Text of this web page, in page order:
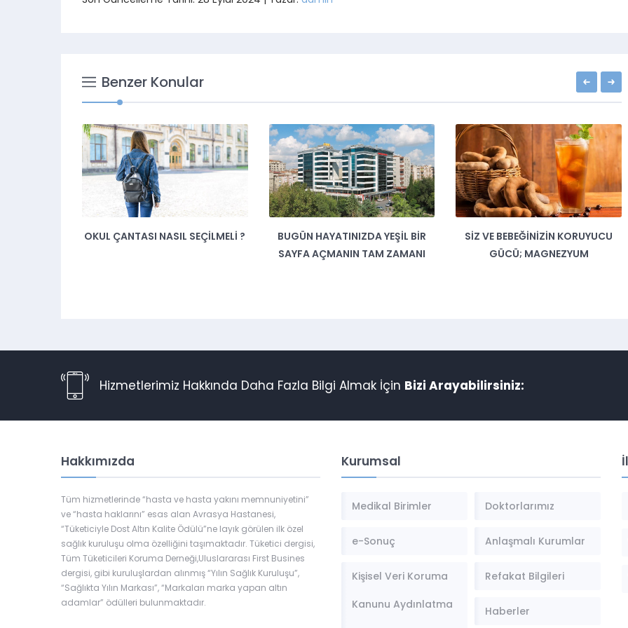
Benzer Konular
OKUL ÇANTASI NASIL SEÇILMELI ?
BUGÜN HAYATINIZDA YEŞIL BIR
SAYFA AÇMANIN TAM ZAMANI
SIZ VE BEBEĞINIZIN KORUYUCU
GÜCÜ; MAGNEZYUM
Hizmetlerimiz Hakkında Daha Fazla Bilgi Almak İçin Bizi Arayabilirsiniz:
Hakkımızda
Tüm hizmetlerinde “hasta ve hasta yakını memnuniyetini”
ve “hasta haklarını” esas alan Avrasya Hastanesi,
“Tüketiciyle Dost Altın Kalite Ödülü”ne layık görülen ilk özel
sağlık kuruluşu olma özelliğini taşımaktadır. Tüketici dergisi,
Tüm Tüketicileri Koruma Derneği,Uluslararası First Busines
dergisi, gibi kuruluşlardan alınmış “Yılın Sağlık Kuruluşu”,
“Sağlıkta Yılın Markası”, “Markaları marka yapan altın
adamlar” ödülleri bulunmaktadır.
Kurumsal
Medikal Birimler Doktorlarımız
e-Sonuç Anlaşmalı Kurumlar
Kişisel Veri Koruma
Kanunu Aydınlatma
Refakat Bilgileri
Haberler